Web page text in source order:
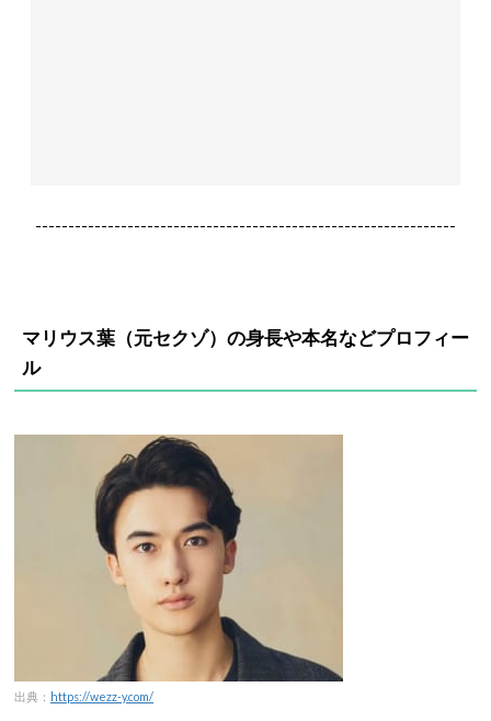
----------------------------------------------------------------
マリウス葉（元セクゾ）の身長や本名などプロフィー
ル
出典： https://wezz-y.com/